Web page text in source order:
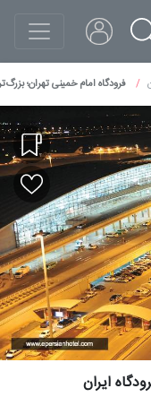
فرودگاه امام خمینی تهران؛
ایران